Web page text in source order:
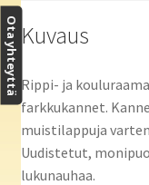
Kuvaus
Rippi- ja
farkkukannet.
muistilappuja
Uudistetut,
lukunauhaa.
Ota yhteyttä